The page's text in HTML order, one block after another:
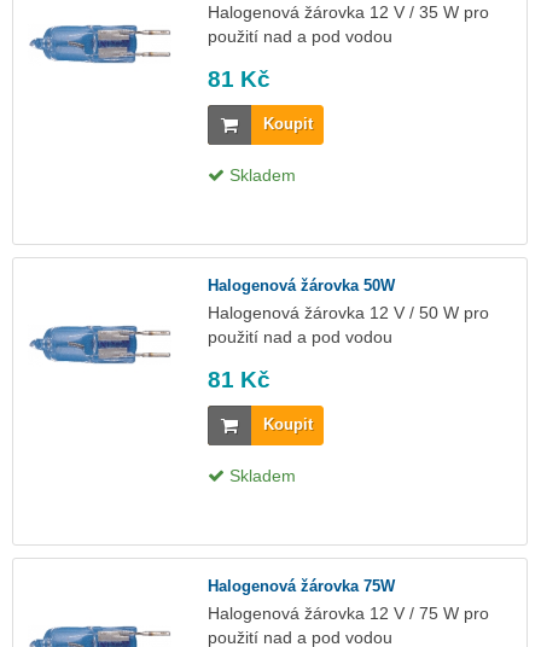
Halogenová žárovka 12 V / 35 W pro
použití nad a pod vodou
81 Kč
Koupit
Skladem
Halogenová žárovka 50W
Halogenová žárovka 12 V / 50 W pro
použití nad a pod vodou
81 Kč
Koupit
Skladem
Halogenová žárovka 75W
Halogenová žárovka 12 V / 75 W pro
použití nad a pod vodou